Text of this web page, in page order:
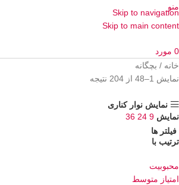
Skip to navigation
Skip to main content
منو
0 مورد
خانه
بچگانه
نمایش 1–48 از 204 نتیجه
نمایش نوار کناری
نمایش 9
24
36
فیلتر ها
ترتیب با
محبوبیت
امتیاز متوسط